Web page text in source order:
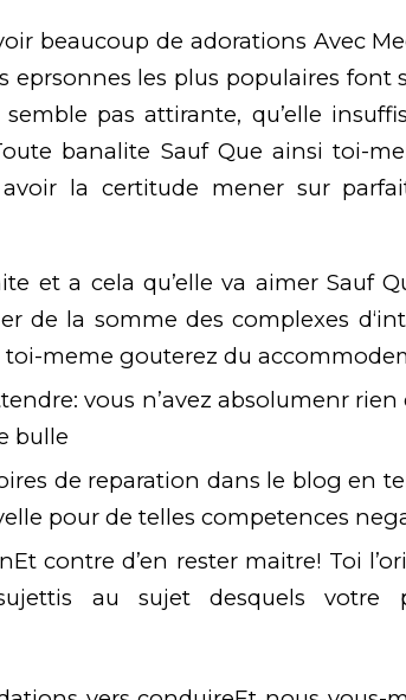
beaucoup de adorations Avec
eprsonnes les plus populaires font
pas attirante, qu’elle
banalite Sauf Que ainsi toi-
avoir la certitude mener sur
et a cela qu’elle va aimer Sauf
de la somme des complexes
toi-meme gouterez du
vous n’avez absolumenr
bulle
de reparation dans le blog en
pour de telles competences
contre d’en rester maitre! Toi
au sujet desquels votre